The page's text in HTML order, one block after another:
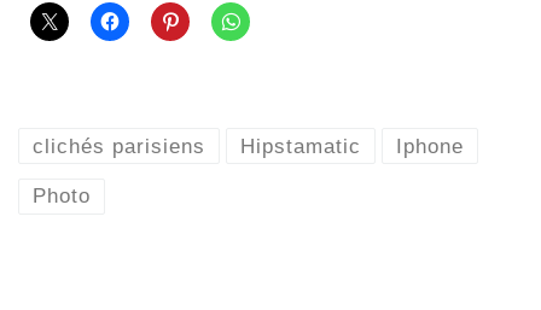
clichés parisiens Hipstamatic Iphone
Photo